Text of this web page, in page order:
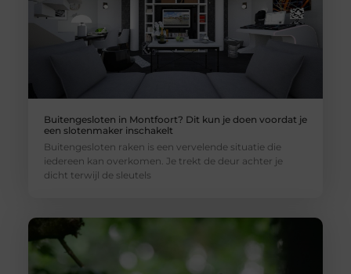
Buitengesloten in Montfoort? Dit kun je doen voordat je
een slotenmaker inschakelt
Buitengesloten raken is een vervelende situatie die
iedereen kan overkomen. Je trekt de deur achter je
dicht terwijl de sleutels